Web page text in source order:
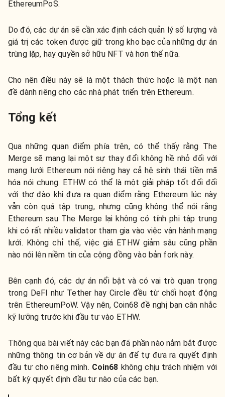
EthereumPoS.
Do đó, các dự án sẽ cần xác định cách quản lý số lượng và
giá trị các token được giữ trong kho bạc của những dự án
trùng lặp, hay quyền sở hữu NFT và hơn thế nữa.
Cho nên điều này sẽ là một thách thức hoặc là một nan
đề dành riêng cho các nhà phát triển trên Ethereum.
Tổng kết
Qua những quan điểm phía trên, có thể thấy rằng The
Merge sẽ mang lại một sự thay đổi không hề nhỏ đối với
mạng lưới Ethereum nói riêng hay cả hệ sinh thái tiền mã
hóa nói chung. ETHW có thể là một giải pháp tốt đối đối
với thợ đào khi đưa ra quan điểm rằng Ethereum lúc này
vẫn còn quá tập trung, nhưng cũng không thể nói rằng
Ethereum sau The Merge lại không có tính phi tập trung
khi có rất nhiều validator tham gia vào việc vận hành mạng
lưới. Không chỉ thế, việc giá ETHW giảm sâu cũng phần
nào nói lên niềm tin của cộng đồng vào bản fork này.
Bên cạnh đó, các dự án nổi bật và có vai trò quan trọng
trong DeFI như Tether hay Circle đều từ chối hoạt động
trên EthereumPoW. Vậy nên, Coin68 đề nghị bạn cân nhắc
kỹ lưỡng trước khi đầu tư vào ETHW.
Thông qua bài viết này các bạn đã phần nào nắm bắt được
những thông tin cơ bản về dự án để tự đưa ra quyết định
đầu tư cho riêng mình. Coin68 không chịu trách nhiệm với
bất kỳ quyết định đầu tư nào của các bạn.